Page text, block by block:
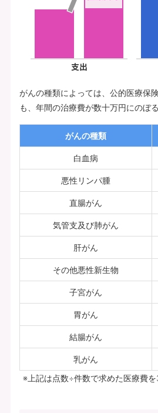
がんの種類によっては、公的医療保
も、年間の治療費が数十万円にのぼ
がんの種類
白血病
悪性リンパ腫
直腸がん
気管支及び肺がん
肝がん
その他悪性新生物
子宮がん
胃がん
結腸がん
乳がん
※上記は点数÷件数で求めた医療費